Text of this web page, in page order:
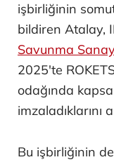
işbirliğinin
bildiren Atalay,
Savunma
2025'te
odağında
imzaladıklarını
Bu işbirliğinin